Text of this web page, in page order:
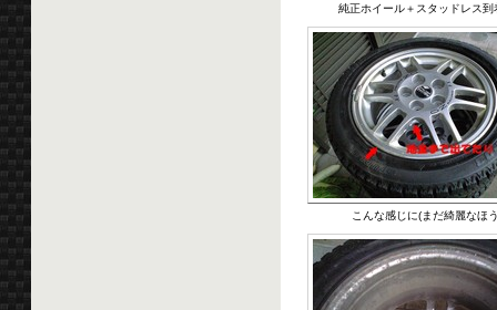
純正ホイール＋スタッドレス到
こんな感じに(まだ綺麗なほ